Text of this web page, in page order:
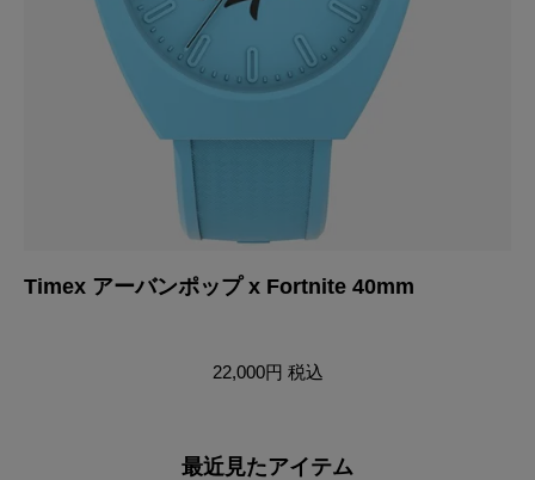
Timex アーバンポップ x Fortnite 40mm
22,000円 税込
最近見たアイテム